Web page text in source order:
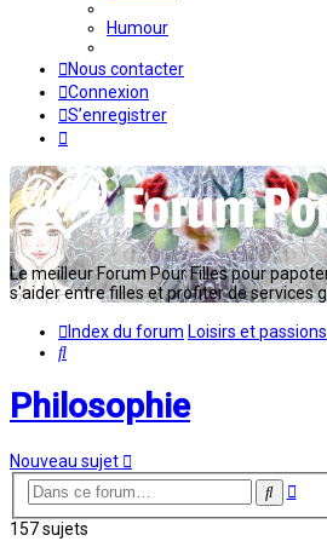
Humour
Nous contacter
Connexion
S’enregistrer
Le meilleur Forum Pour Filles pour
s'aider entre filles et profiter de services
Index du forum Loisirs et passions
Rechercher
Philosophie
Nouveau sujet
157 sujets